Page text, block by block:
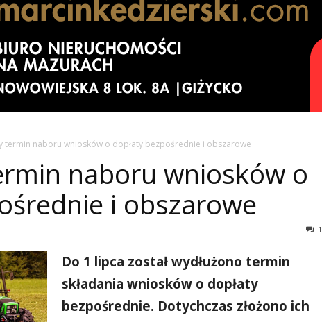
termin naboru wniosków o dopłaty bezpośrednie i obszarowe
naboru wniosków o
i obszarowe
1
Do 1 lipca został wydłużono termin
składania wniosków o dopłaty
bezpośrednie. Dotychczas złożono ich